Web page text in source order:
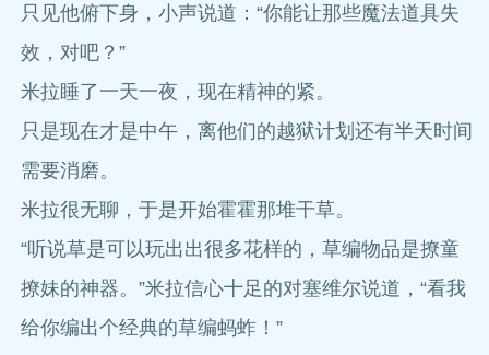
只见他俯下身，小声说道：“你能让那些魔法道具失
效，对吧？”
米拉睡了一天一夜，现在精神的紧。
只是现在才是中午，离他们的越狱计划还有半天时间
需要消磨。
米拉很无聊，于是开始霍霍那堆干草。
“听说草是可以玩出出很多花样的，草编物品是撩童
撩妹的神器。”米拉信心十足的对塞维尔说道，“看我
给你编出个经典的草编蚂蚱！”